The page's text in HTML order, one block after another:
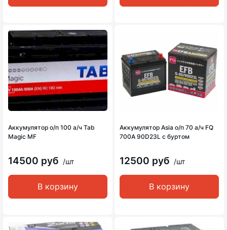
Аккумулятор о/п 100 а/ч Tab
Magic MF
14500 руб /шт
В корзину
Аккумулятор Asia о/п 70 а/ч FQ
700A 90D23L с буртом
12500 руб /шт
В корзину